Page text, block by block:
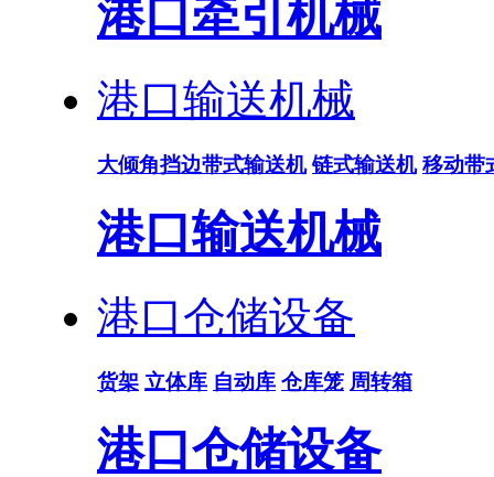
港口牵引机械
港口输送机械
大倾角挡边带式输送机 链式输送机 移动带
港口输送机械
港口仓储设备
货架 立体库 自动库 仓库笼 周转箱
港口仓储设备